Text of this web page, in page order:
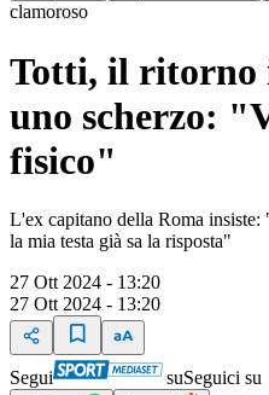
clamoroso
Totti, il ritorno
uno scherzo:
fisico"
L'ex capitano della Roma insiste:
la mia testa già sa la risposta"
27 Ott 2024 - 13:20
27 Ott 2024 - 13:20
Segui suSeguici su